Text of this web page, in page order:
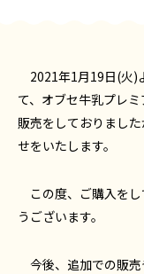
2021年1月19日(火)
て、オブセ牛乳プレ
販売をしておりまし
せをいたします。
この度、ご購入をし
うございます。
今後、追加での販売